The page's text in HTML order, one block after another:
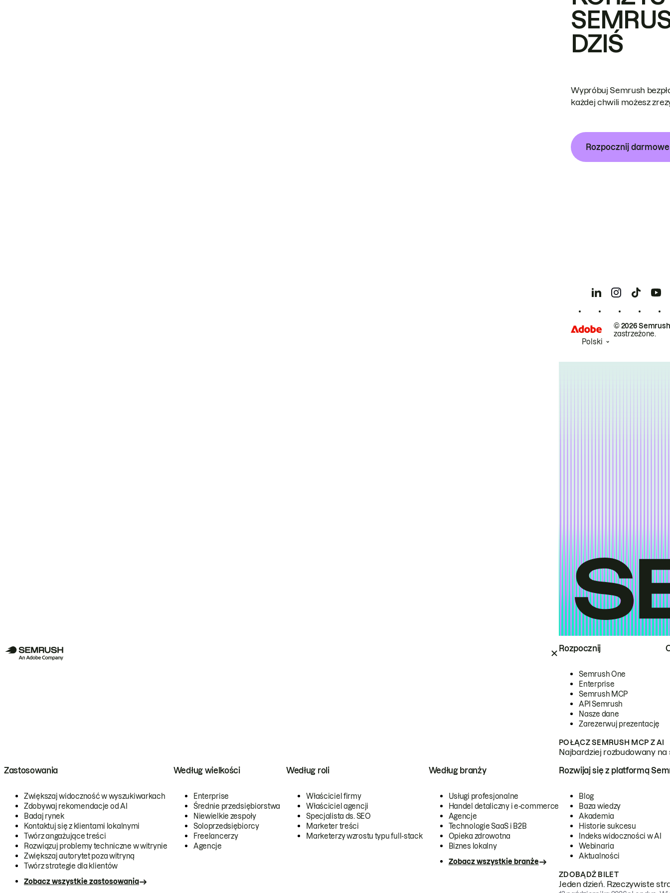
Rozpocznij
Semrush One
Enterprise
Semrush MCP
API Semrush
Nasze dane
Zarezerwuj prezentację
POŁĄCZ SEMRUSH MCP Z AI
Najbardziej rozbudowany
Zastosowania
Zwiększaj widoczność w wyszukiwarkach
Zdobywaj rekomendacje od AI
Badaj rynek
Kontaktuj się z klientami lokalnymi
Twórz angażujące treści
Rozwiązuj problemy techniczne w witrynie
Zwiększaj autorytet poza witryną
Twórz strategie dla klientów
Zobacz wszystkie zastosowania
Według wielkości
Enterprise
Średnie przedsiębiorstwa
Niewielkie zespoły
Soloprzedsiębiorcy
Freelancerzy
Agencje
Według roli
Właściciel firmy
Właściciel agencji
Specjalista ds. SEO
Marketer treści
Marketerzy wzrostu typu full-stack
Według branży
Usługi profesjonalne
Handel detaliczny i e-commerce
Agencje
Technologie SaaS i B2B
Opieka zdrowotna
Biznes lokalny
Zobacz wszystkie branże
Rozwijaj się z platformą
Blog
Baza wiedzy
Akademia
Historie sukcesu
Indeks widoczności w AI
Webinaria
Aktualności
ZDOBĄDŹ BILET
Jeden dzień. Rzeczywiste
DZIŚ
Wypróbuj Semrush
każdej chwili możesz
Rozpocznij
© 2026
zastrzeżone.
Polski